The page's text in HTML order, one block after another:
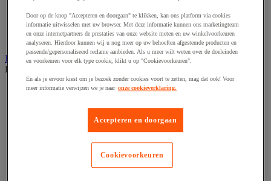
Biljettenteller/sorteerder en valsgelddetector
Geldkist
Valsgelddetectie en geldtelmachine
IT en multimedia
Bekijk de hele productgroep
Accessoires voor pc, laptop en tablet
Computertassen
IT-randapparatuur
Netwerkapparatuur en -bedrading
Printer, 3D-printer en scanner
Refurbished computerapparatuur
Door op de knop "Accepteren en doorgaan" te klikken, kan ons platform via cookies
informatie uitwisselen met uw browser. Met deze informatie kunnen ons marketingteam
en onze internetpartners de prestaties van onze website meten en uw winkelvoorkeuren
analyseren. Hierdoor kunnen wij u nog meer op uw behoeften afgestemde producten en
passende/gepersonaliseerd reclame aanbieden. Als u meer wilt weten over de doeleinden
en voorkeuren voor elk type cookie, klikt u op "Cookievoorkeuren".
En als je ervoor kiest om je bezoek zonder cookies voort te zetten, mag dat ook! Voor
meer informatie verwijzen we je naar onze cookieverklaring.
Accepteren en doorgaan
Cookievoorkeuren